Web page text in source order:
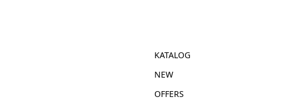
KATALOG
NEW
OFFERS